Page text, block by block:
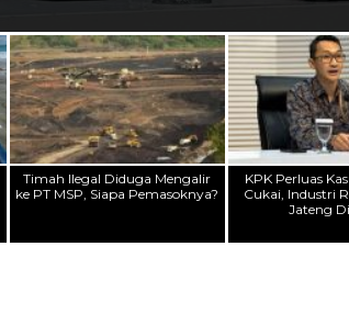
Timah Ilegal Diduga Mengalir
ke PT MSP, Siapa Pemasoknya?
KPK Perluas
Cukai, Industri
Jateng